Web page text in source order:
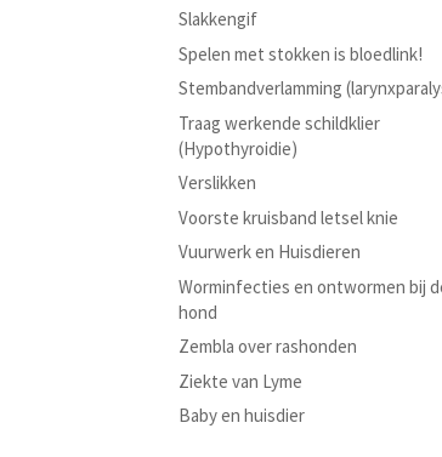
Slakkengif
Spelen met stokken is bloedlink!
Stembandverlamming
Traag werkende schildklier
(Hypothyroidie)
Verslikken
Voorste kruisband letsel knie
Vuurwerk en Huisdieren
Worminfecties en ontwormen bij
hond
Zembla over rashonden
Ziekte van Lyme
Baby en huisdier